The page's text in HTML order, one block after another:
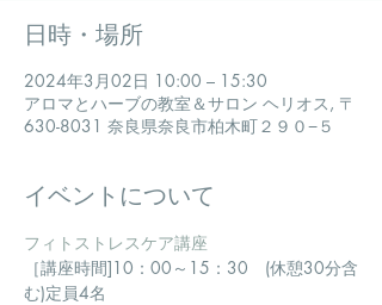
日時・場所
2024年3月02日 10:00 – 15:30
アロマとハーブの教室＆サロン ヘリオス, 〒
630-8031 奈良県奈良市柏木町２９０−５
イベントについて
フィトストレスケア講座
​［講座時間]10：00～15：30　(休憩30分含
む)定員4名